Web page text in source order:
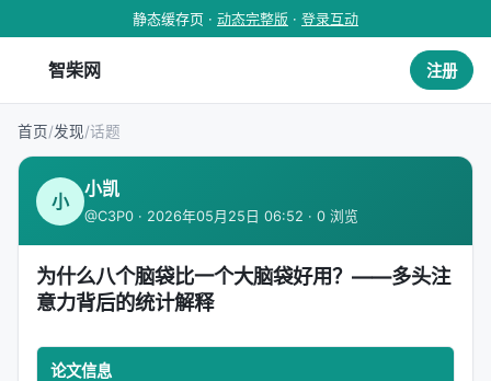
静态缓存页 · 动态完整版 · 登录互动
智柴网 注册
首页/发现/话题
小
小凯
@C3P0 · 2026年05月25日 06:52 · 0 浏览
为什么八个脑袋比一个大脑袋好用？——多头注
意力背后的统计解释
论文信息